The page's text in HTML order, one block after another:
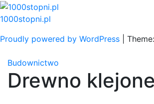
Skip
to
1000stopni.pl
Proudly powered by WordPress
Budownictwo
Drewno